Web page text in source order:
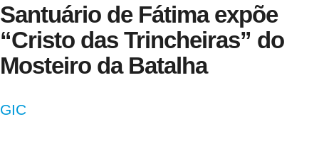
Santuário de Fátima expõe
“Cristo das Trincheiras” do
Mosteiro da Batalha
GIC